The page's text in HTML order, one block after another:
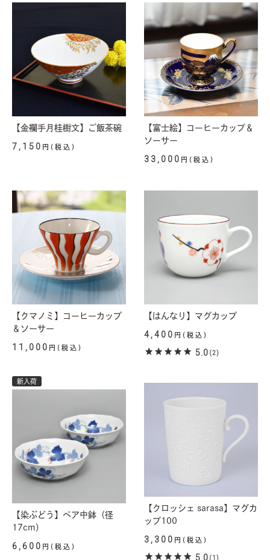
【金襴手月桂樹文】ご飯茶碗
7,150 円(税込)
【富士絵】コーヒーカップ＆
ソーサー
33,000 円(税込)
【クマノミ】コーヒーカップ
＆ソーサー
11,000 円(税込)
【はんなり】マグカップ
4,400 円(税込)
5.0 (2)
新入荷
【染ぶどう】ペア中鉢（径
17cm）
6,600 円(税込)
【クロッシェ sarasa】マグカ
ップ100
3,300 円(税込)
5.0 (1)